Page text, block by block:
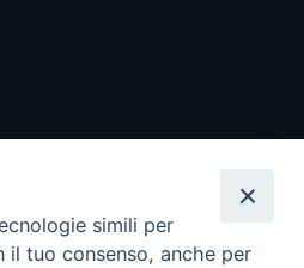
simili per
il tuo consenso, anche per